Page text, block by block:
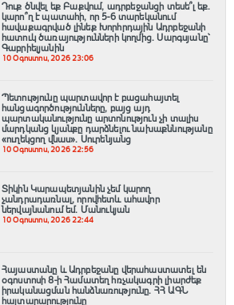
Դուք ծնվել եք Բաքվում, ադրբեջանցի տեսե՞լ եք.
կարո՞ղ է պատահի, որ 5-6 տարեկանում
հավաքագրված լինեք Խորհրդային Ադրբեջանի
հատուկ ծառայությունների կողմից. Սարգսյանը՝
Գաբրիելյանին
10 Օգոստոս, 2026 23:06
Պետությունը պարտավոր է բացահայտել
հանցագnրծությունները, բայց այդ
պարտականությունը արտոնություն չի տալիս
մարդկանց կյանքը դարձնելու նախաքննությանը
«ուղեկցող վնաս». Սուրենյանց
10 Օգոստոս, 2026 22:56
Տիկին Կարապետյանին չեմ կարող
չանդրադառնալ, որովհետև ահավոր
ներվայնանում եմ. Մանուկյան
10 Օգոստոս, 2026 22:44
Հայաստանը և Ադրբեջանը վերահաստատել են
օգոստոսի 8-ի Համատեղ հռչակագրի լիարժեք
իրականացման հանձնառությունը․ ՀՀ ԱԳՆ
հայտարարությունը